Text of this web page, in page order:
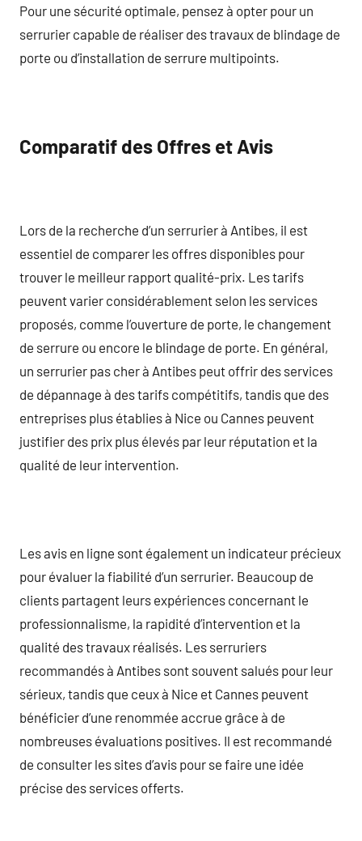
Pour une sécurité optimale, pensez à opter pour un
serrurier capable de réaliser des travaux de blindage de
porte ou d’installation de serrure multipoints.
Comparatif des Offres et Avis
Lors de la recherche d’un serrurier à Antibes, il est
essentiel de comparer les offres disponibles pour
trouver le meilleur rapport qualité-prix. Les tarifs
peuvent varier considérablement selon les services
proposés, comme l’ouverture de porte, le changement
de serrure ou encore le blindage de porte. En général,
un serrurier pas cher à Antibes peut offrir des services
de dépannage à des tarifs compétitifs, tandis que des
entreprises plus établies à Nice ou Cannes peuvent
justifier des prix plus élevés par leur réputation et la
qualité de leur intervention.
Les avis en ligne sont également un indicateur précieux
pour évaluer la fiabilité d’un serrurier. Beaucoup de
clients partagent leurs expériences concernant le
professionnalisme, la rapidité d’intervention et la
qualité des travaux réalisés. Les serruriers
recommandés à Antibes sont souvent salués pour leur
sérieux, tandis que ceux à Nice et Cannes peuvent
bénéficier d’une renommée accrue grâce à de
nombreuses évaluations positives. Il est recommandé
de consulter les sites d’avis pour se faire une idée
précise des services offerts.